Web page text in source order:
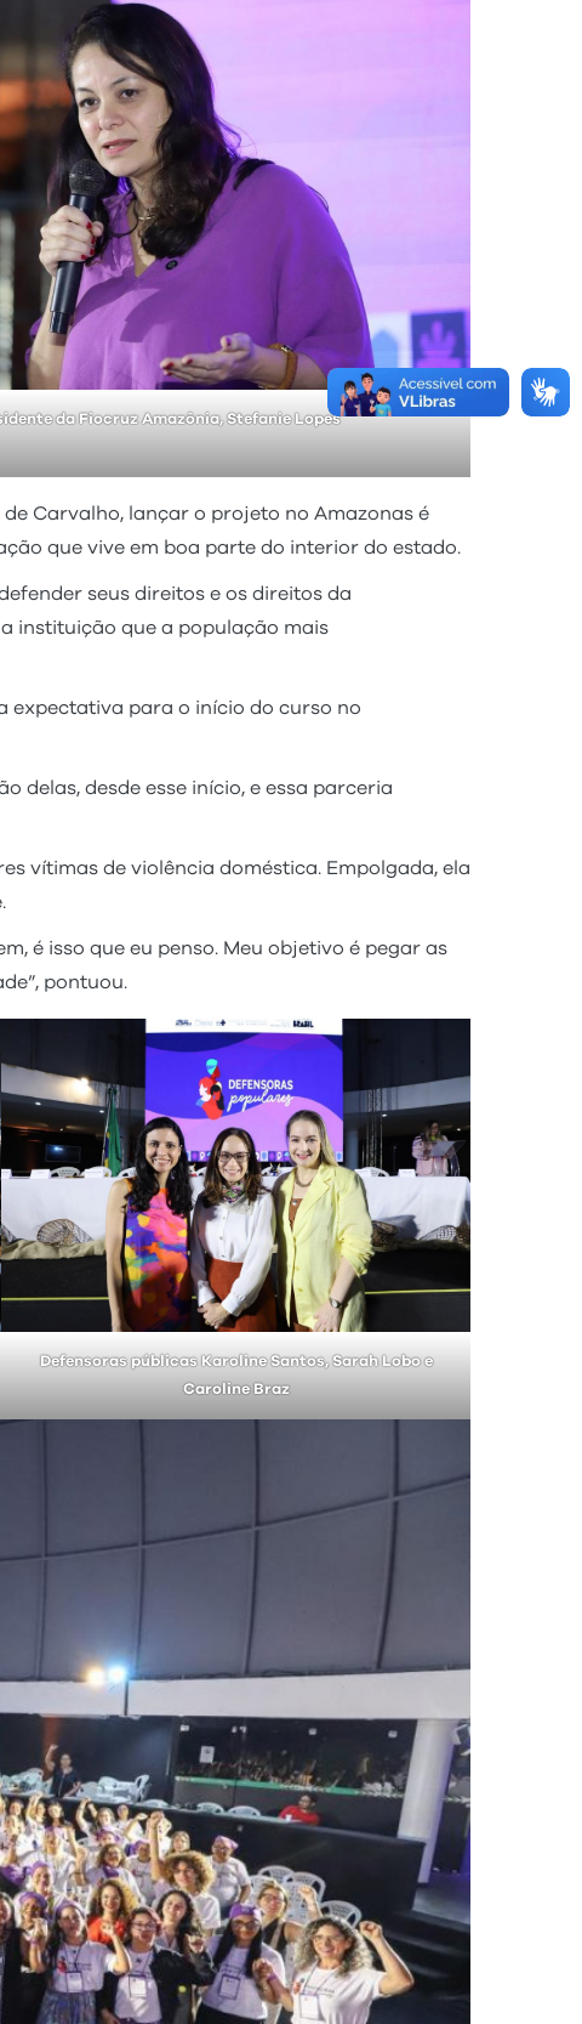
da Fiocruz Amazônia, Stefanie Lopes
Carvalho, lançar o projeto no Amazonas é
que vive em boa parte do interior do estado.
seus direitos e os direitos da
instituição que a população mais
expectativa para o início do curso no
delas, desde esse início, e essa parceria
vítimas de violência doméstica. Empolgada, ela
é isso que eu penso. Meu objetivo é pegar as
pontuou.
Defensoras públicas Karoline Santos, Sarah Lobo e
Caroline Braz